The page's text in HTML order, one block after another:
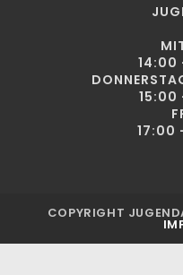
14:00
15:00
17:00
COPYRIGHT